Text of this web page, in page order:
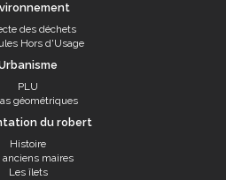
des déchets
Hors d'Usage
PLU
géométriques
du robert
Histoire
anciens maires
Les îlets